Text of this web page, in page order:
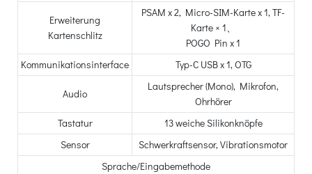
Erweiterung
Kartenschlitz
PSAM x 2, Micro-SIM-Karte x 1, TF-
Karte × 1、
POGO Pin x 1
Kommunikationsinterface
Typ-C USB x 1, OTG
Audio
Lautsprecher (Mono), Mikrofon,
Ohrhörer
Tastatur
13 weiche Silikonknöpfe
Sensor
Schwerkraftsensor, Vibrationsmotor
Sprache/Eingabemethode